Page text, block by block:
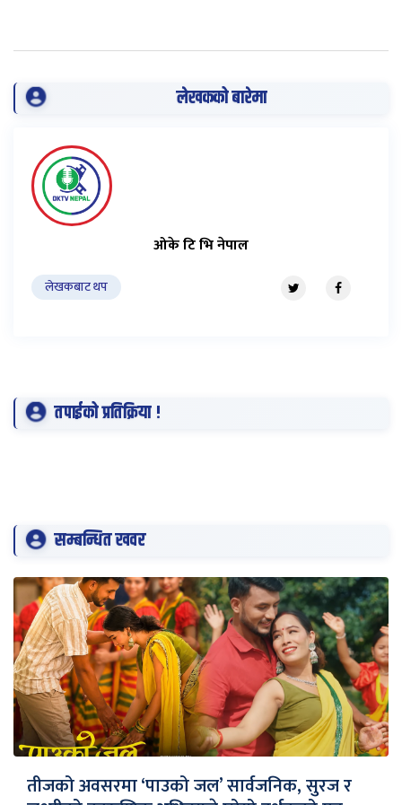
लेखकको बारेमा
ओके टि भि नेपाल
लेखकबाट थप
तपाईको प्रतिक्रिया !
सम्बन्धित खवर
तीजको अवसरमा ‘पाउको जल’ सार्वजनिक, सुरज र